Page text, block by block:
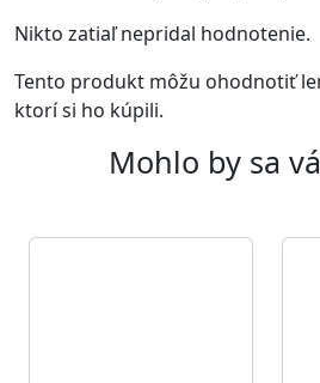
Nikto zatiaľ nepridal hodnotenie.
Tento produkt môžu ohodnotiť
ktorí si ho kúpili.
Mohlo by sa